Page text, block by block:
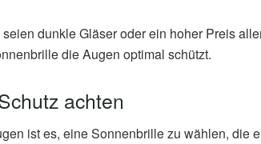
dunkle Gläser oder ein hoher Preis
die Augen optimal schützt.
achten
ist es, eine Sonnenbrille zu wählen, die